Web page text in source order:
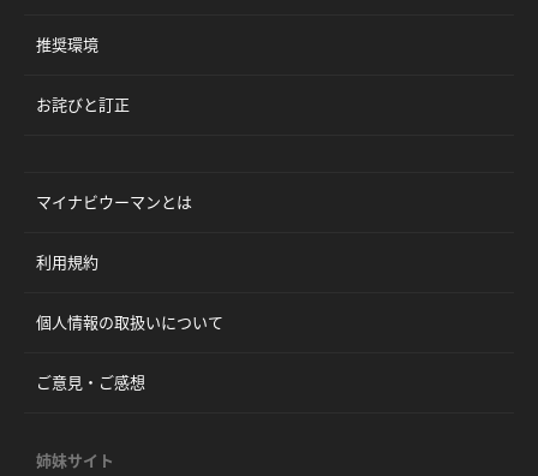
推奨環境
お詫びと訂正
マイナビウーマンとは
利用規約
個人情報の取扱いについて
ご意見・ご感想
姉妹サイト